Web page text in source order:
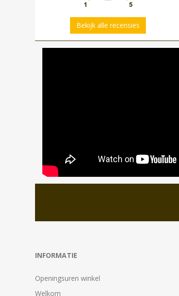
Bekijk alle recensies
INFORMATIE
Openingsuren winkel
Welkom